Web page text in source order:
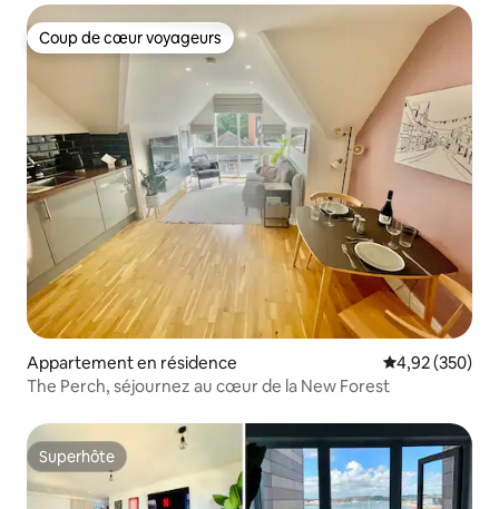
Coup de cœur voyageurs
Coup de cœur voyageurs
Appartement en résidence Évaluation
4,92 (350)
The Perch, séjournez au cœur de la New Forest
Superhôte
Superhôte